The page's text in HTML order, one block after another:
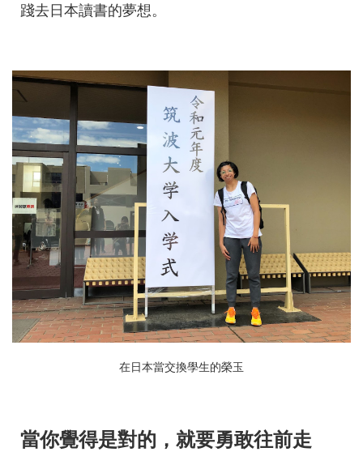
踐去日本讀書的夢想。
在日本當交換學生的榮玉
當你覺得是對的，就要勇敢往前走